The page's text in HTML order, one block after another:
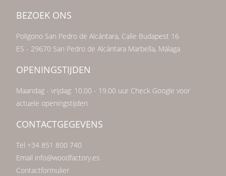
BEZOEK ONS
Poligono San Pedro de Alcántara, Calle Budapest 16
ES - 29670 San Pedro de Alcántara Marbella, Málaga
OPENINGSTIJDEN
Maandag - vrijdag: 10.00 - 19.00 uur Check Google voor
actuele openingstijden
CONTACTGEGEVENS
Tel +34 851 800 740
Email info@woodfactory.es
Contactformulier